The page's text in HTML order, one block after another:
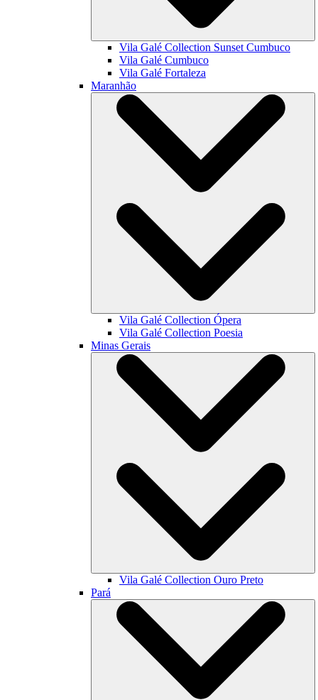
Vila Galé Collection Sunset Cumbuco
Vila Galé Cumbuco
Vila Galé Fortaleza
Maranhão
Vila Galé Collection Ópera
Vila Galé Collection Poesia
Minas Gerais
Vila Galé Collection Ouro Preto
Pará